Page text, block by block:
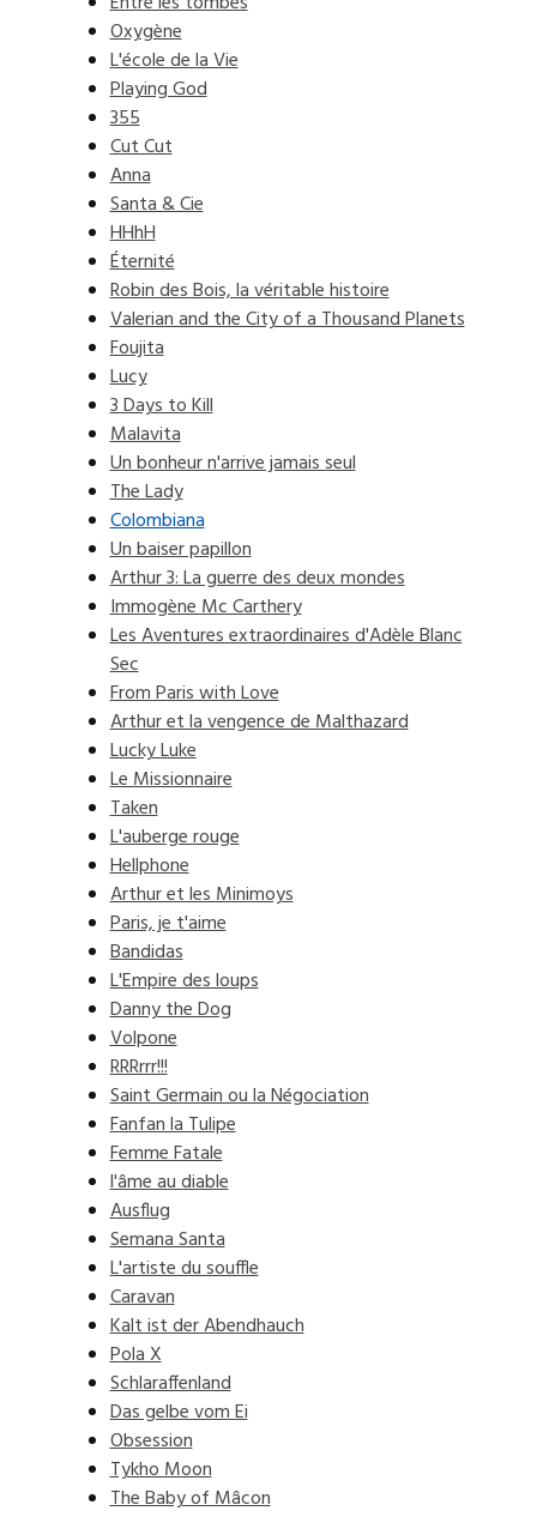
Oxygène
L'école de la Vie
Playing God
355
Cut Cut
Anna
Santa & Cie
HHhH
Éternité
Robin des Bois, la véritable histoire
Valerian and the City of a Thousand Planets
Foujita
Lucy
3 Days to Kill
Malavita
Un bonheur n'arrive jamais seul
The Lady
Colombiana
Un baiser papillon
Arthur 3: La guerre des deux mondes
Immogène Mc Carthery
Les Aventures extraordinaires d'Adèle Blanc
Sec
From Paris with Love
Arthur et la vengence de Malthazard
Lucky Luke
Le Missionnaire
Taken
L'auberge rouge
Hellphone
Arthur et les Minimoys
Paris, je t'aime
Bandidas
L'Empire des loups
Danny the Dog
Volpone
RRRrrr!!!
Saint Germain ou la Négociation
Fanfan la Tulipe
Femme Fatale
l'âme au diable
Ausflug
Semana Santa
L'artiste du souffle
Caravan
Kalt ist der Abendhauch
Pola X
Schlaraffenland
Das gelbe vom Ei
Obsession
Tykho Moon
The Baby of Mâcon